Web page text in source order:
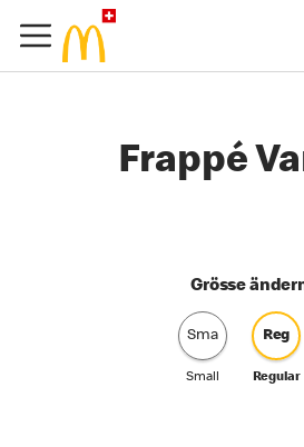
Frappé
Grösse
Sma
Small
Reg
Regular